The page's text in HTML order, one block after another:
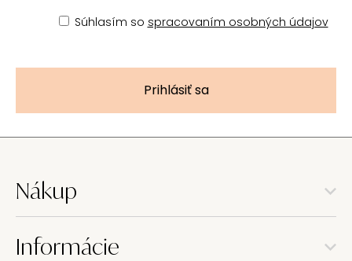
Súhlasím so spracovaním osobných údajov
Prihlásiť sa
Nákup
Informácie